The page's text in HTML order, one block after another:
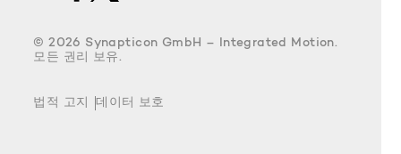
© 2026 Synapticon GmbH – Integrated Motion.
모든 권리 보유.
법적 고지 데이터 보호